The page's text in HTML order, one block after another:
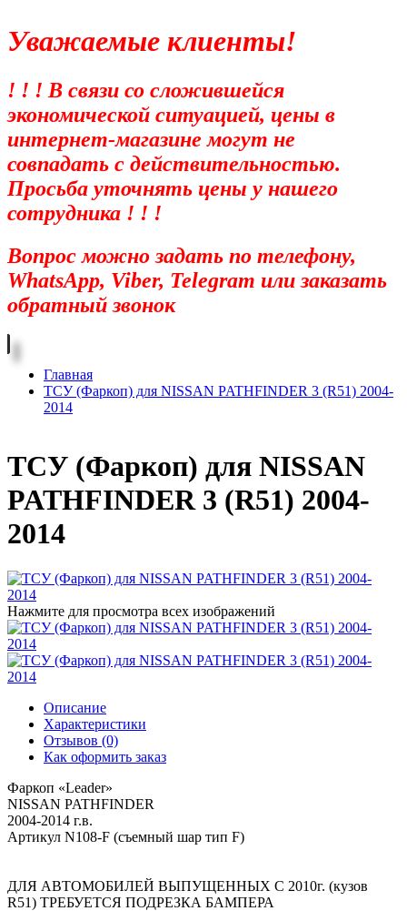
Уважаемые клиенты!
! ! ! В связи со сложившейся
экономической ситуацией, цены в
интернет-магазине могут не
совпадать с действительностью.
Просьба уточнять цены у нашего
сотрудника ! ! !
Вопрос можно задать по телефону,
WhatsApp, Viber, Telegram или заказать
обратный звонок
Главная
ТСУ (Фаркоп) для NISSAN PATHFINDER 3 (R51) 2004-
2014
ТСУ (Фаркоп) для NISSAN
PATHFINDER 3 (R51) 2004-
2014
Нажмите для просмотра всех изображений
Описание
Характеристики
Отзывов (0)
Как оформить заказ
Фаркоп «Leader»
NISSAN PATHFINDER
2004-2014 г.в.
Артикул N108-F (съемный шар тип F)
ДЛЯ АВТОМОБИЛЕЙ ВЫПУЩЕННЫХ С 2010г. (кузов
R51) ТРЕБУЕТСЯ ПОДРЕЗКА БАМПЕРА